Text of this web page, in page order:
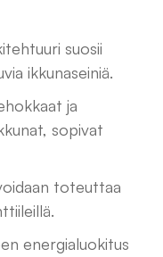
suosii
ikkunaseiniä.
ja
sopivat
toteuttaa
energialuokitus